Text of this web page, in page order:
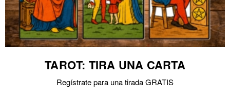
TAROT: TIRA UNA CARTA
Regístrate para una tirada GRATIS